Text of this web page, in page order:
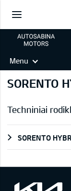
Menu
SORENTO
Techniniai
SORENTO